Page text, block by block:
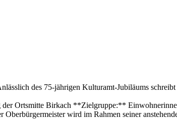
des 75-jährigen Kulturamt-Jubiläums
Ortsmitte Birkach **Zielgruppe:**
Oberbürgermeister wird im Rahmen seiner